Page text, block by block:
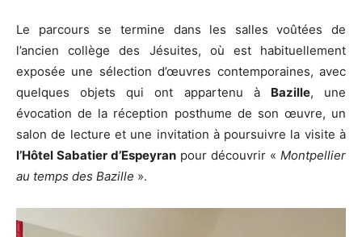
Le parcours se termine dans les salles voûtées de
l’ancien collège des Jésuites, où est habituellement
exposée une sélection d’œuvres contemporaines, avec
quelques objets qui ont appartenu à Bazille, une
évocation de la réception posthume de son œuvre, un
salon de lecture et une invitation à poursuivre la visite à
l’Hôtel Sabatier d’Espeyran pour découvrir « Montpellier
au temps des Bazille ».